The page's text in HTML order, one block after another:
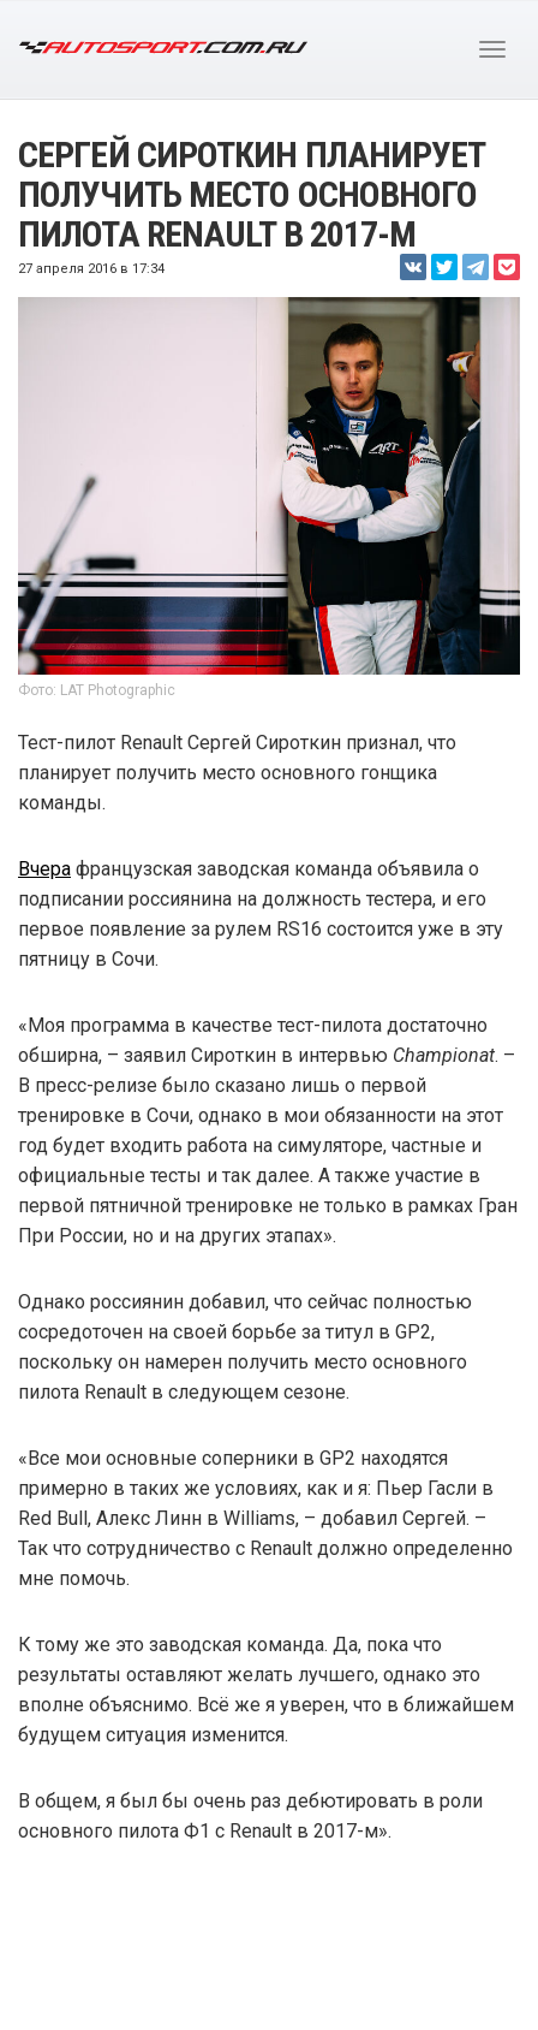
СЕРГЕЙ СИРОТКИН ПЛАНИРУЕТ
ПОЛУЧИТЬ МЕСТО ОСНОВНОГО
ПИЛОТА RENAULT В 2017-М
27 апреля 2016 в 17:34
Фото: LAT Photographic
Тест-пилот Renault Сергей Сироткин признал, что
планирует получить место основного гонщика
команды.
Вчера французская заводская команда объявила о
подписании россиянина на должность тестера, и его
первое появление за рулем RS16 состоится уже в эту
пятницу в Сочи.
«Моя программа в качестве тест-пилота достаточно
обширна, – заявил Сироткин в интервью Championat. –
В пресс-релизе было сказано лишь о первой
тренировке в Сочи, однако в мои обязанности на этот
год будет входить работа на симуляторе, частные и
официальные тесты и так далее. А также участие в
первой пятничной тренировке не только в рамках Гран
При России, но и на других этапах».
Однако россиянин добавил, что сейчас полностью
сосредоточен на своей борьбе за титул в GP2,
поскольку он намерен получить место основного
пилота Renault в следующем сезоне.
«Все мои основные соперники в GP2 находятся
примерно в таких же условиях, как и я: Пьер Гасли в
Red Bull, Алекс Линн в Williams, – добавил Сергей. –
Так что сотрудничество с Renault должно определенно
мне помочь.
К тому же это заводская команда. Да, пока что
результаты оставляют желать лучшего, однако это
вполне объяснимо. Всё же я уверен, что в ближайшем
будущем ситуация изменится.
В общем, я был бы очень раз дебютировать в роли
основного пилота Ф1 с Renault в 2017-м».